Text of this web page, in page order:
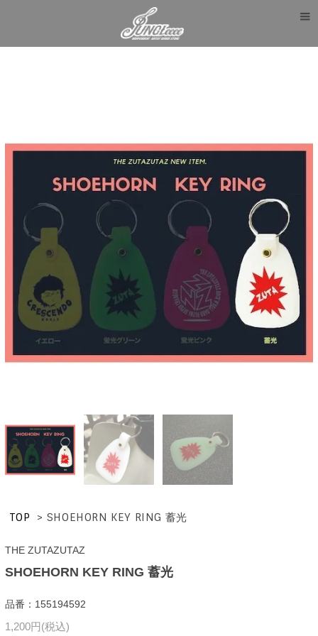
TOP > SHOEHORN KEY RING 蓄光
THE ZUTAZUTAZ
SHOEHORN KEY RING 蓄光
品番：155194592
1,200円(税込)